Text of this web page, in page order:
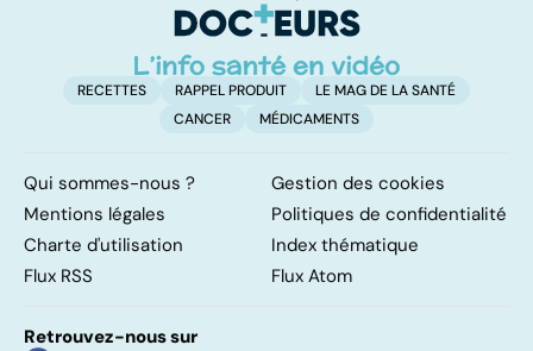
RECETTES RAPPEL PRODUIT
LE MAG DE LA SANTÉ
CANCER
MÉDICAMENTS
Qui sommes-nous ?
Gestion des cookies
Mentions légales
Politiques de confidentialité
Charte d'utilisation
Index thématique
Flux RSS
Flux Atom
Retrouvez-nous sur